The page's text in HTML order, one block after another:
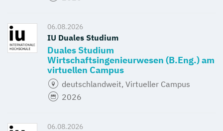
06.08.2026
IU Duales Studium
Duales Studium
Wirtschaftsingenieurwesen (B.Eng.) am
virtuellen Campus
deutschlandweit, Virtueller Campus
2026
06.08.2026